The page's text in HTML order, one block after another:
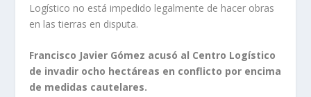
Logístico no está impedido legalmente de hacer obras
en las tierras en disputa.
Francisco Javier Gómez acusó al Centro Logístico
de invadir ocho hectáreas en conflicto por encima
de medidas cautelares.